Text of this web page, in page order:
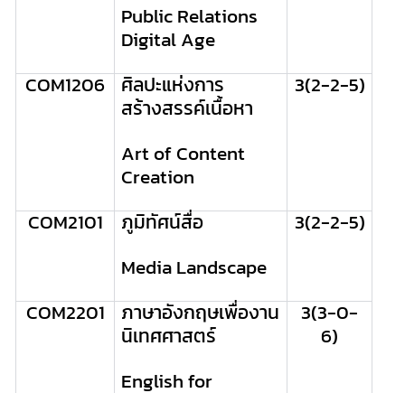
Public Relations
Digital Age
COM1206
ศิลปะแห่งการ
สร้างสรรค์เนื้อหา
Art of Content
Creation
3(2-2-5)
COM2101
ภูมิทัศน์สื่อ
Media Landscape
3(2-2-5)
COM2201
ภาษาอังกฤษเพื่องาน
นิเทศศาสตร์
English for
3(3-0-
6)